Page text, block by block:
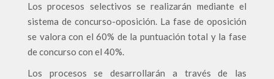
Los procesos selectivos se realizarán mediante el
sistema de concurso-oposición. La fase de oposición
se valora con el 60% de la puntuación total y la fase
de concurso con el 40%.
Los procesos se desarrollarán a través de las